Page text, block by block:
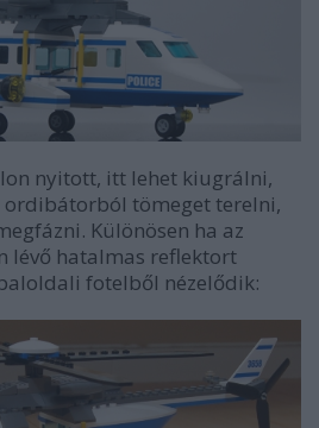
nyitott, itt lehet kiugrálni,
ordibátorból tömeget terelni,
Különösen ha az
lévő hatalmas reflektort
fotelből nézelődik: